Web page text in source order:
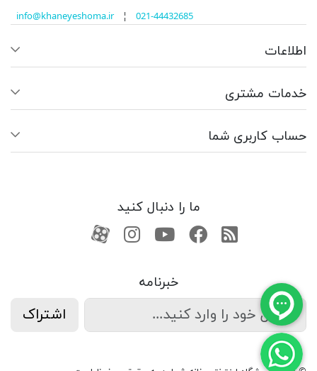
info@khaneyeshoma.ir¦ 021-44432685
اطلاعات
خدمات مشتری
حساب کاربری شما
ما را دنبال کنید
RSSفیسبوکیوتیوبکانال آپارات
کانال آپارات
خبرنامه
اشتراک